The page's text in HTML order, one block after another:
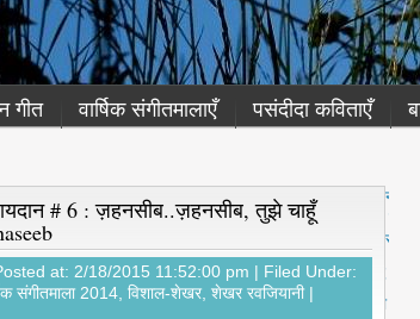
गीत वार्षिक संगीतमालाएँ पसंदीदा कविताएँ
# 6 : ज़हनसीब..ज़हनसीब, तुझे चाहूँ
at: 2/18/2015 11:52:00 pm | Filed Under:
संगीतमाला 2014 विशाल-शेखर शेखर रवजियानी |
नई
स्ट
नी